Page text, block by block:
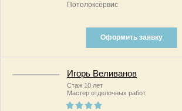
Потолоксервис
Оформить заявку
Игорь Веливанов
Стаж 10 лет
Мастер отделочных работ